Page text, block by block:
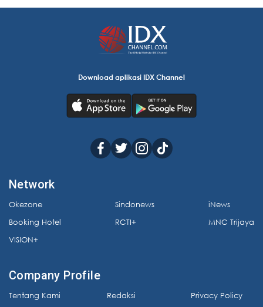
Download aplikasi IDX Channel
Network
Okezone
Booking Hotel
VISION+
Sindonews
RCTI+
iNews
MNC Trijaya
Company Profile
Tentang Kami
Redaksi
Privacy Policy